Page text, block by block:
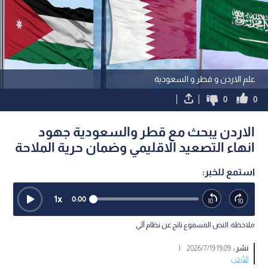
علم الاردن و قطر و السعودية
0
0
الاردن يبحث مع قطر والسعودية جهود
انهاء التصعيد الاقليمي وضمان حرية الملاحة
استمع للخبر:
0:00
1x
ملاحظة: النص المسموع ناتج عن نظام آلي
نشر :19:09 2026/7/19
|
الأردن